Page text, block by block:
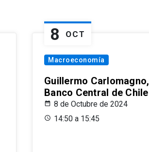
8 OCT
Macroeconomía
Guillermo Carlomagno,
Banco Central de Chile
8 de Octubre de 2024
14:50 a 15:45